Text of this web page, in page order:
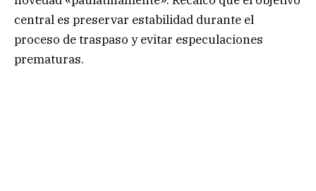
central es preservar estabilidad durante el
proceso de traspaso y evitar especulaciones
prematuras.